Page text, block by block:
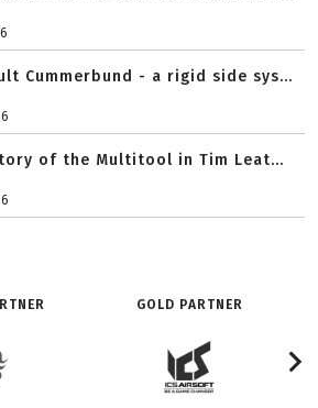
Cummerbund - a rigid side sys...
of the Multitool in Tim Leat...
GOLD PARTNER